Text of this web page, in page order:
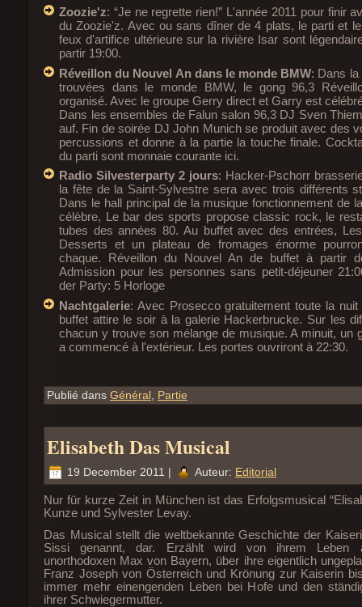
Zoozie'z: “Je ne regrette rien!” L'année 2011 pour finir
du Zoozie'z. Avec ou sans dîner de 4 plats, le parti et
feux d'artifice ultérieure sur la rivière Isar sont
partir 19:00.
Réveillon du Nouvel An dans le monde BMW: Dans la
trouvées dans le monde BMW, le gong 96,3
organisé. Avec le groupe Gerry direct et Garry est
Dans les ensembles de Falun salon 96,3 DJ Sven
auf. Fin de soirée DJ John Munich se produit avec des
percussions et donne à la partie la touche finale.
du parti sont monnaie courante ici.
Radio Silvesterparty 2 jours: Hacker-Pschorr
la fête de la Saint-Sylvestre sera avec trois différents
Dans le hall principal de la musique fonctionnement de
célèbre, Le bar des sports propose classic rock, le
tubes des années 80. Au buffet avec des entrées,
Desserts et un plateau de fromages énorme
chaque. Réveillon du Nouvel An de buffet à partir
Admission pour les personnes sans petit-déjeuner
der Party: 5 Horloge
Nachtgalerie: Avec Prosecco gratuitement toute la nuit
buffet attire le soir à la galerie Hackerbrucke. Sur les
chacun y trouve son mélange de musique. A minuit, un
a commencé à l'extérieur. Les portes ouvriront à 22:30.
Publié dans Général Partie
Elisabeth Das Musical
19 December 2011 | Auteur: Editorial
Nur für kurze Zeit in München ist das Erfolgsmusical
Kunze und Sylvester Levay.
Das Musical stellt die weltbekannte Geschichte der
Sissi genannt, dar. Erzählt wird von ihrem Leben
unorthodoxen Max von Bayern, über ihre eigentlich
Franz Joseph von Österreich und Krönung zur Kaiserin
immer mehr einengenden Leben bei Hofe und den
ihrer Schwiegermutter.